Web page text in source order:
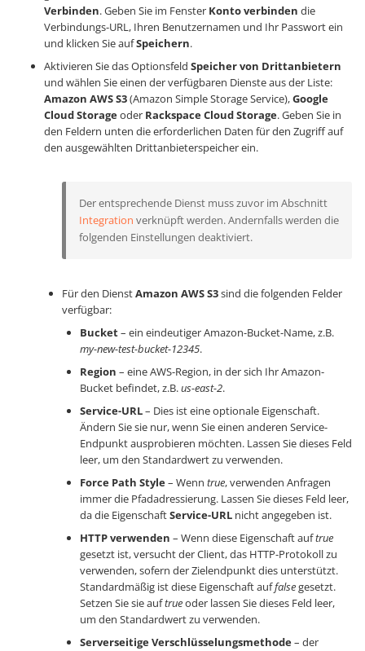
Verbinden. Geben Sie im Fenster Konto verbinden die
Verbindungs-URL, Ihren Benutzernamen und Ihr Passwort ein
und klicken Sie aufSpeichern.
Aktivieren Sie das Optionsfeld Speicher von Drittanbietern
und wählen Sie einen der verfügbaren Dienste aus der Liste:
Amazon AWS S3(Amazon Simple Storage Service),Google
Cloud Storageoder Rackspace Cloud Storage. Geben Sie in
den Feldern unten die erforderlichen Daten für den Zugriff auf
den ausgewählten Drittanbieterspeicher ein.
Der entsprechende Dienst muss zuvor im Abschnitt
Integration verknüpft werden. Andernfalls werden die
folgenden Einstellungen deaktiviert.
Für den DienstAmazon AWS S3sind die folgenden Felder
verfügbar:
Bucket– ein eindeutiger Amazon-Bucket-Name, z.B.
my-new-test-bucket-12345.
Region – eine AWS-Region, in der sich Ihr Amazon-
Bucket befindet, z.B.us-east-2.
Service-URL– Dies ist eine optionale Eigenschaft.
Ändern Sie sie nur, wenn Sie einen anderen Service-
Endpunkt ausprobieren möchten. Lassen Sie dieses Feld
leer, um den Standardwert zu verwenden.
Force Path Style– Wenn true, verwenden Anfragen
immer die Pfadadressierung. Lassen Sie dieses Feld leer,
da die EigenschaftService-URL nicht angegeben ist.
HTTP verwenden – Wenn diese Eigenschaft auftrue
gesetzt ist, versucht der Client, das HTTP-Protokoll zu
verwenden, sofern der Zielendpunkt dies unterstützt.
Standardmäßig ist diese Eigenschaft auffalsegesetzt.
Setzen Sie sie auftrueoder lassen Sie dieses Feld leer,
um den Standardwert zu verwenden.
Serverseitige Verschlüsselungsmethode– der